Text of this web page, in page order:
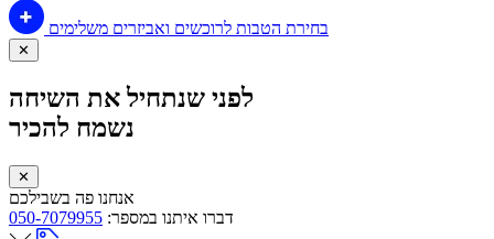
בחירת הטבות לרוכשים ואביזרים משלימים
✕
לפני שנתחיל את השיחה
נשמח להכיר
✕
אנחנו פה בשבילכם
דברו איתנו במספר: 050-7079955